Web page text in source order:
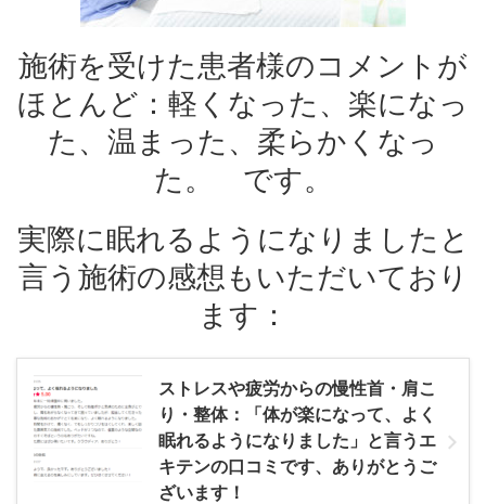
施術を受けた患者様のコメントが
ほとんど：軽くなった、楽になっ
た、温まった、柔らかくなっ
た。 です。
実際に眠れるようになりましたと
言う施術の感想もいただいており
ます：
ストレスや疲労からの慢性首・肩こ
り・整体：「体が楽になって、よく
眠れるようになりました」と言うエ
キテンの口コミです、ありがとうご
ざいます！